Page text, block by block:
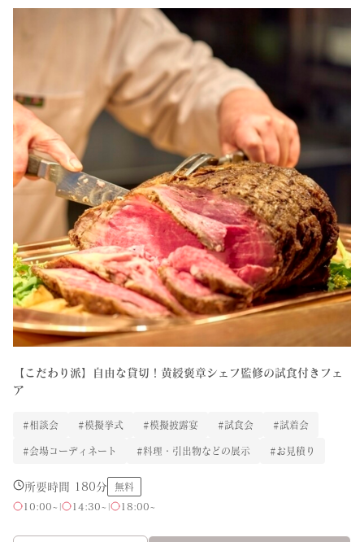
【こだわり派】自由な貸切！黄綬褒章シェフ監修の試食付きフェ
ア
#相談会 #模擬挙式 #模擬披露宴 #試食会 #試着会
#会場コーディネート #料理・引出物などの展示 #お見積り
所要時間 180分
無料
10:00~
14:30~ 18:00~